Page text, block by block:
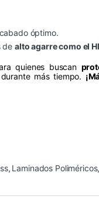
óptimo.
de alto agarre como el
quienes buscan
más tiempo.
, Laminados Poliméricos,